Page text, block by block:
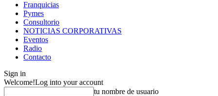
Franquicias
Pymes
Consultorio
NOTICIAS CORPORATIVAS
Eventos
Radio
Contacto
Sign in
Welcome!Log into your account
tu nombre de usuario